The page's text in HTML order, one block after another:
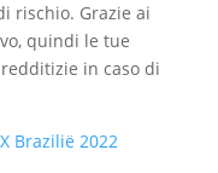
rischio. Grazie ai
quindi le tue
in caso di
Brazilië 2022